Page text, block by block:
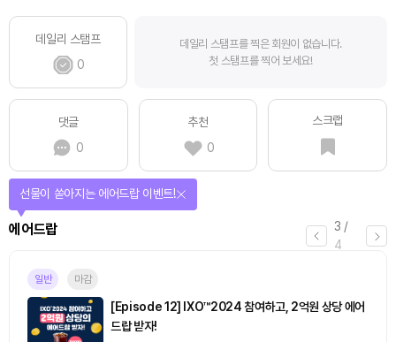
데일리 스탬프
0
데일리 스탬프를 찍은 회원이 없습니다.
첫 스탬프를 찍어 보세요!
댓글
0
추천
0
스크랩
3 /
4
에어드랍
선물이 쏟아지는 에어드랍 이벤트!
일반 마감
[Episode 12] IXO™2024 참여하고, 2억원 상당 에어
드랍 받자!